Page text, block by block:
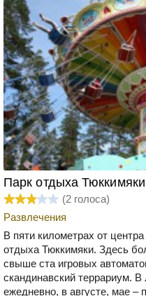
Парк отдыха Тюккимяки
(2 голоса)
Развлечения
В пяти километрах от
отдыха Тюккимяки. Здесь
свыше ста игровых
скандинавский террариум.
ежедневно, в августе, мае